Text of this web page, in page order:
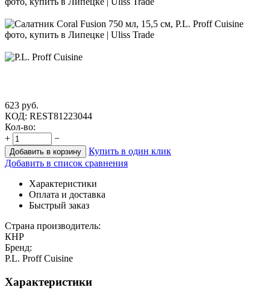
623 руб.
КОД: REST81223044
Кол-во:
+
−
Добавить в корзину
Купить в один клик
Добавить в список сравнения
Характеристики
Оплата и доставка
Быстрый заказ
Страна производитель:
КНР
Бренд:
P.L. Proff Cuisine
Характеристики